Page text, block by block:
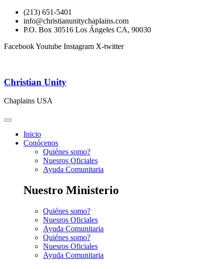
(213) 651-5401
info@christianunitychaplains.com
P.O. Box 30516 Los Ángeles CA, 90030
FacebookYoutube Instagram X-twitter
Christian Unity
Chaplains USA
Inicio
Conócenos
Quiénes somo?
Nuesros Oficiales
Ayuda Comunitaria
Nuestro Ministerio
Quiénes somo?
Nuesros Oficiales
Ayuda Comunitaria
Quiénes somo?
Nuesros Oficiales
Ayuda Comunitaria